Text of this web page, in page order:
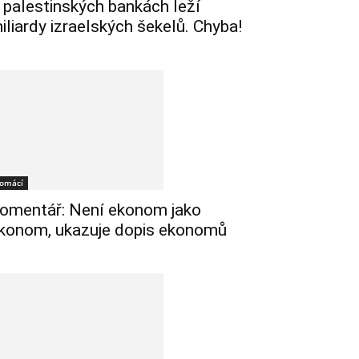
palestinských bankách leží
izraelských šekelů. Chyba!
Není ekonom jako
ukazuje dopis ekonomů